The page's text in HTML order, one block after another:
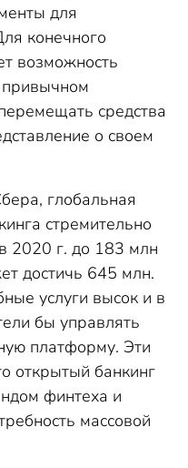
для
конечного
возможность
привычном
средства
о своем
глобальная
стремительно
2020 г. до 183 млн
достичь 645 млн.
услуги высок и в
бы управлять
платформу. Эти
открытый банкинг
финтеха и
массовой